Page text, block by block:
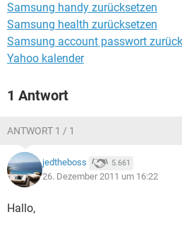
Samsung handy zurücksetzen
Samsung health zurücksetzen
Samsung account passwort
Yahoo kalender
1 Antwort
ANTWORT 1 / 1
jedtheboss 5.661
26. Dezember 2011 um 16:22
Hallo,